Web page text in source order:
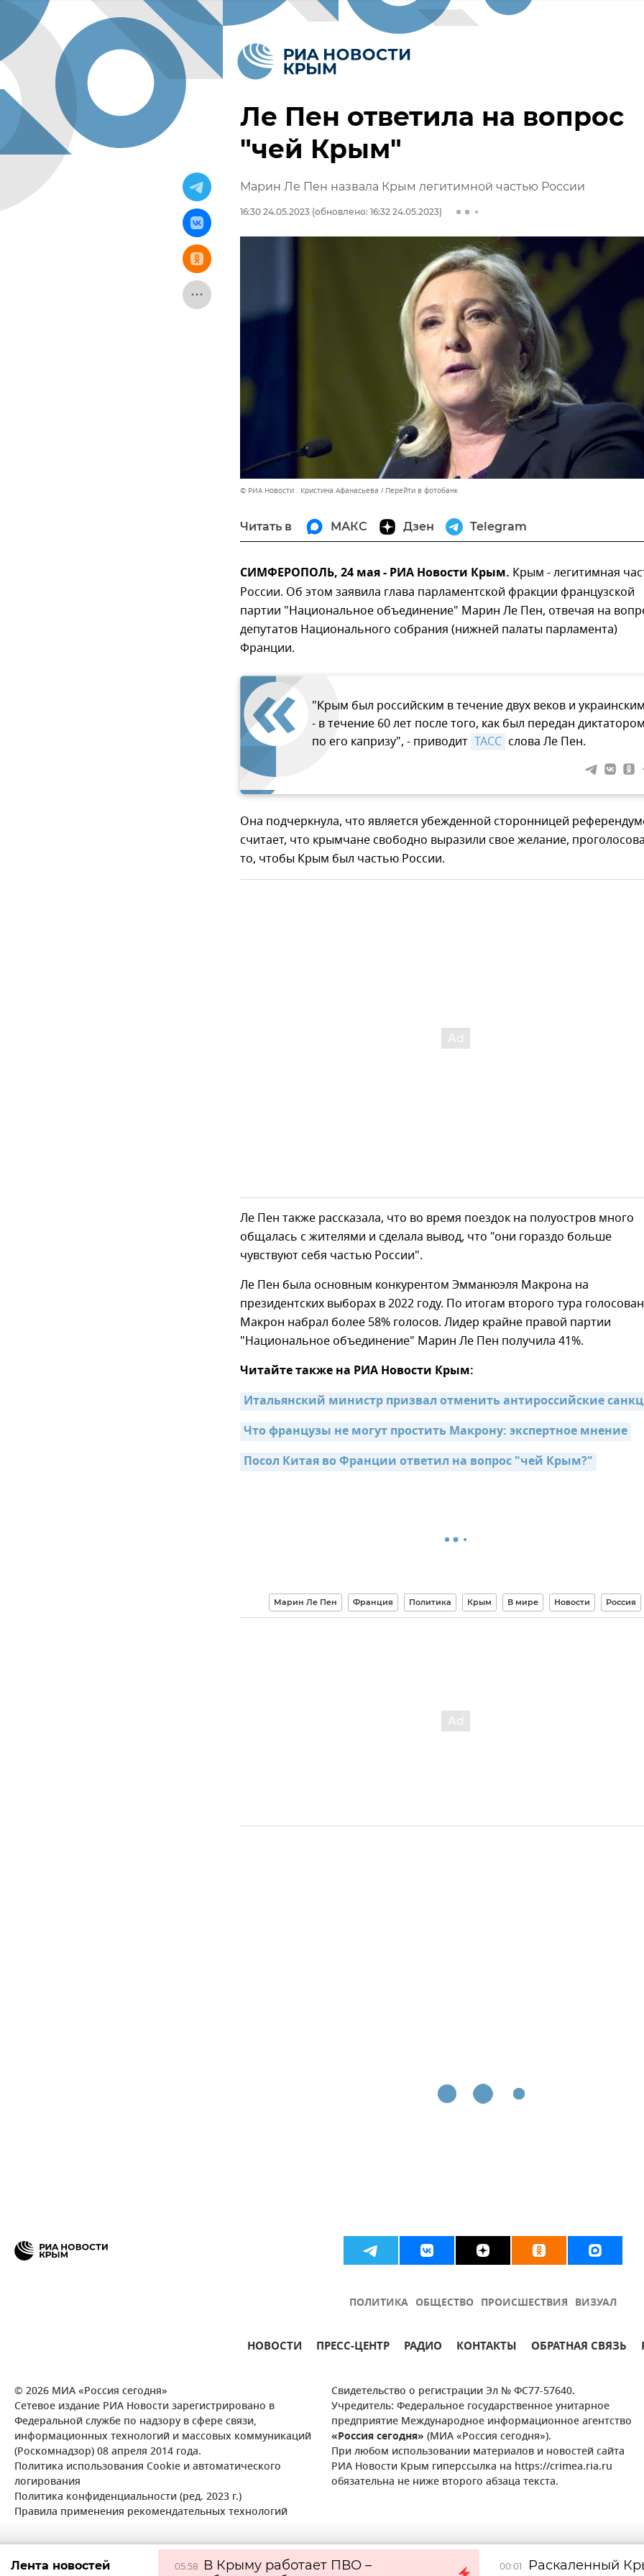
Ле Пен ответила на вопрос
"чей Крым"
Марин Ле Пен назвала Крым легитимной частью России
16:30 24.05.2023 (обновлено: 16:32 24.05.2023)
© РИА Новости . Кристина Афанасьева Перейти в фотобанк
Читать в МАКС Дзен Telegram
СИМФЕРОПОЛЬ, 24 мая - РИА Новости Крым. Крым - легитимная
России. Об этом заявила глава парламентской фракции французской
партии "Национальное объединение" Марин Ле Пен, отвечая на
депутатов Национального собрания (нижней палаты парламента)
Франции.
"Крым был российским в течение двух веков и украинским
- в течение 60 лет после того, как был передан диктатором
по его капризу", - приводит ТАСС слова Ле Пен.
Она подчеркнула, что является убежденной сторонницей
считает, что крымчане свободно выразили свое желание,
то, чтобы Крым был частью России.
Ле Пен также рассказала, что во время поездок на полуостров много
общалась с жителями и сделала вывод, что "они гораздо больше
чувствуют себя частью России".
Ле Пен была основным конкурентом Эмманюэля Макрона на
президентских выборах в 2022 году. По итогам второго тура
Макрон набрал более 58% голосов. Лидер крайне правой партии
"Национальное объединение" Марин Ле Пен получила 41%.
Читайте также на РИА Новости Крым:
Итальянский министр призвал отменить антироссийские
Что французы не могут простить Макрону: экспертное мнение
Посол Китая во Франции ответил на вопрос "чей Крым?"
Марин Ле Пен Франция Политика Крым В мире Новости Россия
ПОЛИТИКА ОБЩЕСТВО ПРОИСШЕСТВИЯ ВИЗУАЛ
НОВОСТИ ПРЕСС-ЦЕНТР РАДИО КОНТАКТЫ ОБРАТНАЯ СВЯЗЬ
© 2026 МИА «Россия сегодня»
Сетевое издание РИА Новости зарегистрировано в
Федеральной службе по надзору в сфере связи,
информационных технологий и массовых коммуникаций
(Роскомнадзор) 08 апреля 2014 года.
Политика использования Cookie и автоматического
логирования
Политика конфиденциальности (ред. 2023 г.)
Правила применения рекомендательных технологий
Свидетельство о регистрации Эл № ФС77-57640.
Учредитель: Федеральное государственное унитарное
предприятие Международное информационное агентство
«Россия сегодня» (МИА «Россия сегодня»).
При любом использовании материалов и новостей сайта
РИА Новости Крым гиперссылка на https://crimea.ria.ru
обязательна не ниже второго абзаца текста.
05:58
В Крыму работает ПВО –
00:01
Раскаленный
Лента новостей